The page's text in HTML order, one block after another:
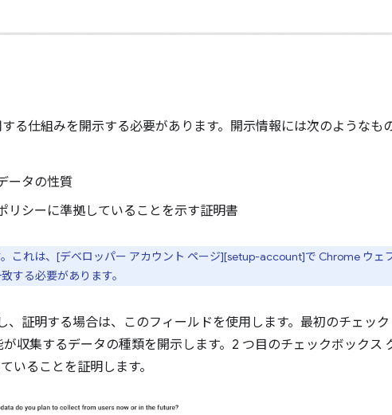
る仕組みを開示する必要があります。開示情報には次のようなも
ータの性質
リシーに準拠していることを示す証明書
これは、[デベロッパー アカウント ページ][setup-account]で Chrome ウェ
する必要があります。
、証明する場合は、このフィールドを使用します。最初のチェック
収集するデータの種類を開示します。2 つ目のチェックボックス
いることを証明します。